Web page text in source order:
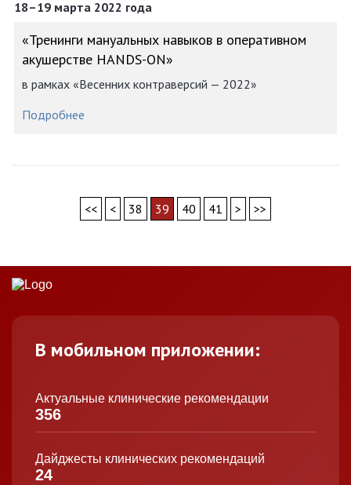
18–19 марта 2022 года
«Тренинги мануальных навыков в оперативном
акушерстве HANDS-ON»
в рамках «Весенних контраверсий — 2022»
Подробнее
<< < 38 39 40 41 > >>
В мобильном приложении:
Актуальные клинические рекомендации
356
Дайджесты клинических рекомендаций
24